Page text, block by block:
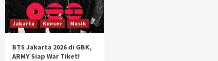
Jakarta Konser Musik
BTS Jakarta 2026 di GBK,
ARMY Siap War Tiket!